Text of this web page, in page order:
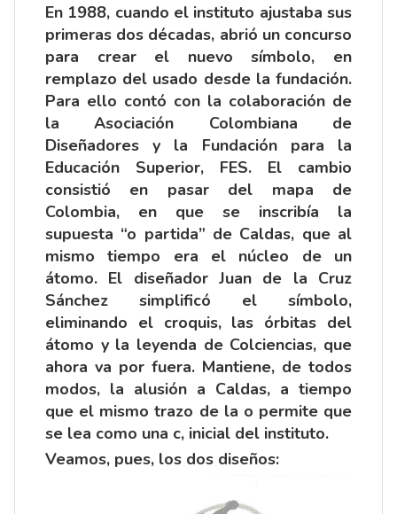
En 1988, cuando el instituto ajustaba sus
primeras dos décadas, abrió un concurso
para crear el nuevo símbolo, en
remplazo del usado desde la fundación.
Para ello contó con la colaboración de
la Asociación Colombiana de
Diseñadores y la Fundación para la
Educación Superior, FES. El cambio
consistió en pasar del mapa de
Colombia, en que se inscribía la
supuesta “o partida” de Caldas, que al
mismo tiempo era el núcleo de un
átomo. El diseñador Juan de la Cruz
Sánchez simplificó el símbolo,
eliminando el croquis, las órbitas del
átomo y la leyenda de Colciencias, que
ahora va por fuera. Mantiene, de todos
modos, la alusión a Caldas, a tiempo
que el mismo trazo de la o permite que
se lea como una c, inicial del instituto.
Veamos, pues, los dos diseños: